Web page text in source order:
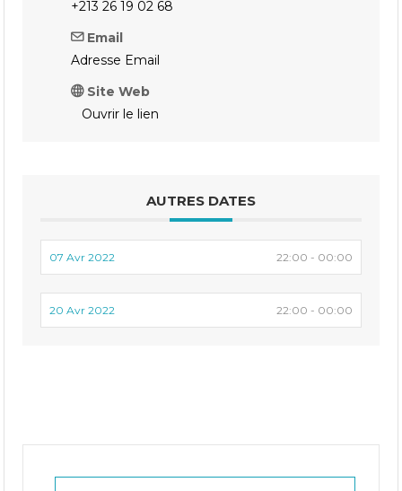
+213 26 19 02 68
Email
Adresse Email
Site Web
Ouvrir le lien
AUTRES DATES
07 Avr 2022 22:00 - 00:00
20 Avr 2022 22:00 - 00:00